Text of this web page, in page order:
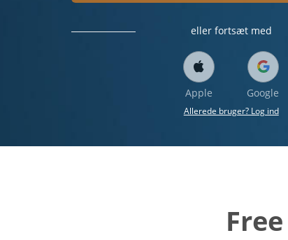
eller fortsæt med
Apple Google
Allerede bruger? Log ind